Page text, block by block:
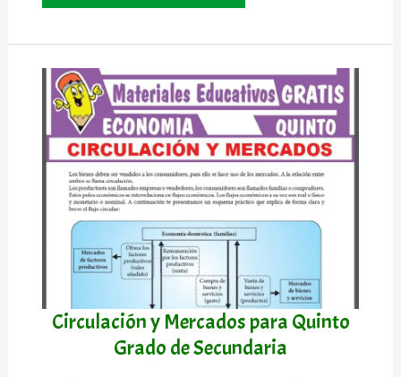
Bienes
para
Quinto
Grado
de
Secundaria
Circulación y Mercados para Quinto
Grado de Secundaria